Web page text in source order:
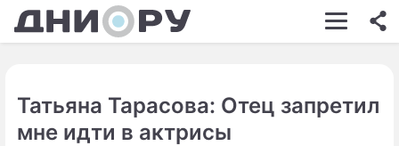
ШОУ-БИЗНЕС
КИНО
Татьяна Тарасова: Отец запретил
мне идти в актрисы